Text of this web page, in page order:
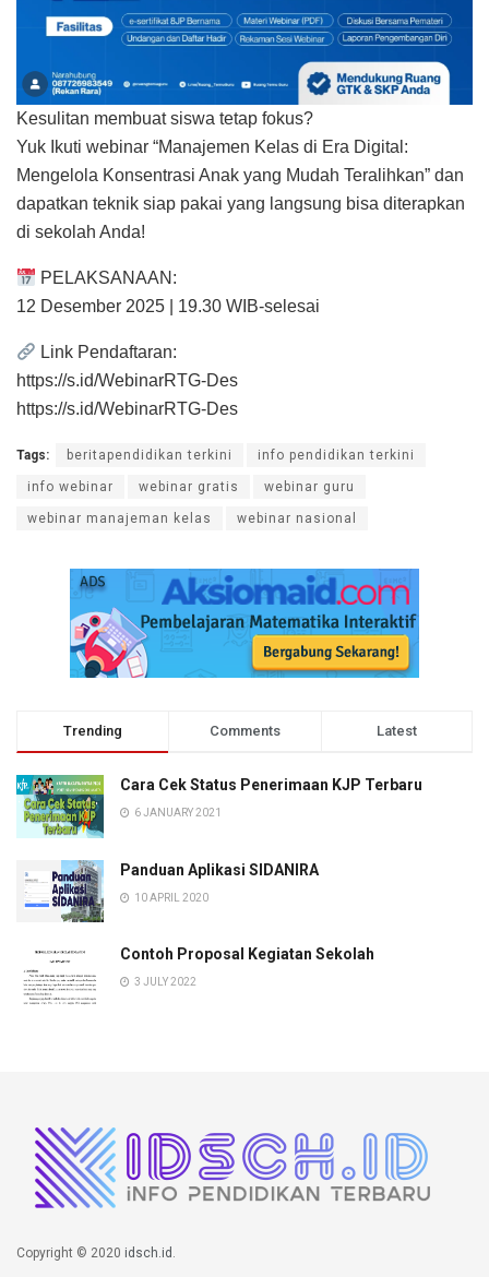
Kesulitan membuat siswa tetap fokus?
Yuk Ikuti webinar “Manajemen Kelas di Era Digital:
Mengelola Konsentrasi Anak yang Mudah Teralihkan” dan
dapatkan teknik siap pakai yang langsung bisa diterapkan
di sekolah Anda!
PELAKSANAAN:
12 Desember 2025 | 19.30 WIB-selesai
Link Pendaftaran:
https://s.id/WebinarRTG-Des
https://s.id/WebinarRTG-Des
Tags: beritapendidikan terkini info pendidikan terkini
info webinar webinar gratis webinar guru
webinar manajeman kelas webinar nasional
Trending Comments Latest
Cara Cek Status Penerimaan KJP Terbaru
6 JANUARY 2021
Panduan Aplikasi SIDANIRA
10 APRIL 2020
Contoh Proposal Kegiatan Sekolah
3 JULY 2022
Copyright © 2020 idsch.id .